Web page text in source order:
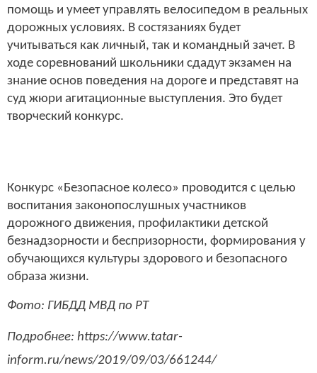
помощь и умеет управлять велосипедом в реальных
дорожных условиях. В состязаниях будет
учитываться как личный, так и командный зачет. В
ходе соревнований школьники сдадут экзамен на
знание основ поведения на дороге и представят на
суд жюри агитационные выступления. Это будет
творческий конкурс.
Конкурс «Безопасное колесо» проводится с целью
воспитания законопослушных участников
дорожного движения, профилактики детской
безнадзорности и беспризорности, формирования у
обучающихся культуры здорового и безопасного
образа жизни.
Фото: ГИБДД МВД по РТ
Подробнее: https://www.tatar-
inform.ru/news/2019/09/03/661244/